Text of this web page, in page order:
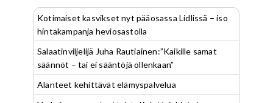
Kotimaiset kasvikset nyt pääosassa Lidlissä – iso
hintakampanja heviosastolla
Salaatinviljelijä Juha Rautiainen:”Kaikille samat
säännöt – tai ei sääntöjä ollenkaan”
Alanteet kehittävät elämyspalvelua